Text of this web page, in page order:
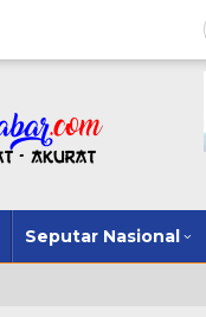
Seputar Nasional